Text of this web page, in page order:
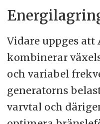
Vidare uppges att
kombinerar
och variabel
generatorns
varvtal och